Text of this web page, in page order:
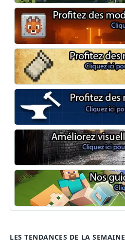
Optifine
NeoForge
Minecraft Fabric
Minecraft Forge
Shaders Minecraft
Guide Minecraft
LES TENDANCES DE LA SEMAINE